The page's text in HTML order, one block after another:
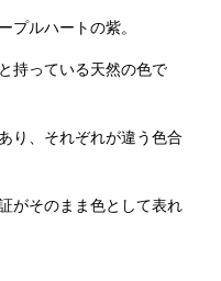
プルハートの紫。
持っている天然の色で
り、それぞれが違う色合
がそのまま色として表れ